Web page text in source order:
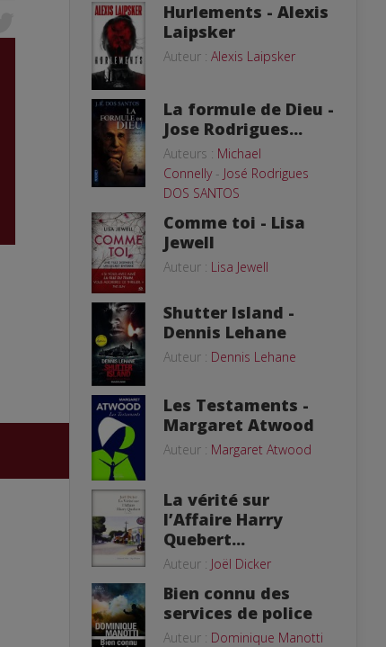
Hurlements - Alexis
Laipsker
Auteur : Alexis Laipsker
La formule de Dieu -
Jose Rodrigues...
Auteurs : Michael
Connelly- José Rodrigues
DOS SANTOS
Comme toi - Lisa
Jewell
Auteur : Lisa Jewell
Shutter Island -
Dennis Lehane
Auteur : Dennis Lehane
Les Testaments -
Margaret Atwood
Auteur : Margaret Atwood
La vérité sur
l’Affaire Harry
Quebert...
Auteur : Joël Dicker
Bien connu des
services de police
Auteur : Dominique Manotti